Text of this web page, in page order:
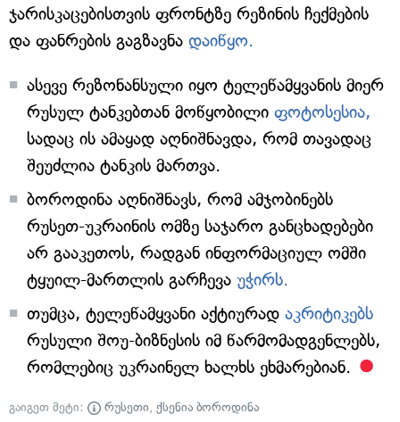
ჯარისკაცებისთვის ფრონტზე რეზინის ჩექმების
და ფანრების გაგზავნა დაიწყო.
ასევე რეზონანსული იყო ტელეწამყვანის მიერ
რუსულ ტანკებთან მოწყობილი ფოტოსესია,
სადაც ის ამაყად აღნიშნავდა, რომ თავადაც
შეუძლია ტანკის მართვა.
ბოროდინა აღნიშნავს, რომ ამჯობინებს
რუსეთ-უკრაინის ომზე საჯარო განცხადებები
არ გააკეთოს, რადგან ინფორმაციულ ომში
ტყუილ-მართლის გარჩევა უჭირს.
თუმცა, ტელეწამყვანი აქტიურად აკრიტიკებს
რუსული შოუ-ბიზნესის იმ წარმომადგენლებს,
რომლებიც უკრაინელ ხალხს ეხმარებიან.
გაიგეთ მეტი: რუსეთი, ქსენია ბოროდინა